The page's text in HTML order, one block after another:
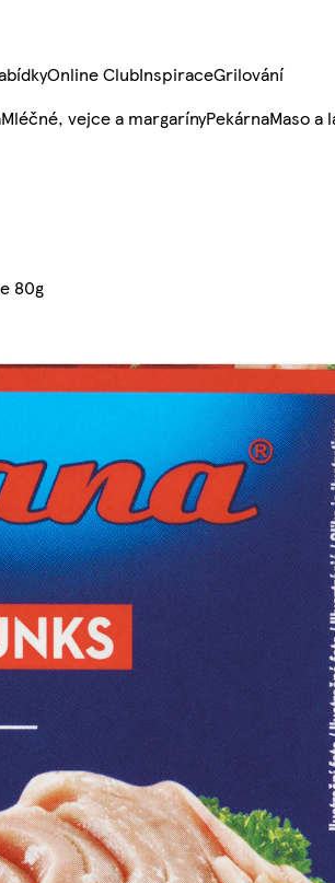
Online ClubInspiraceGrilování
Mléčné, vejce a margarínyPekárnaMaso a
80g